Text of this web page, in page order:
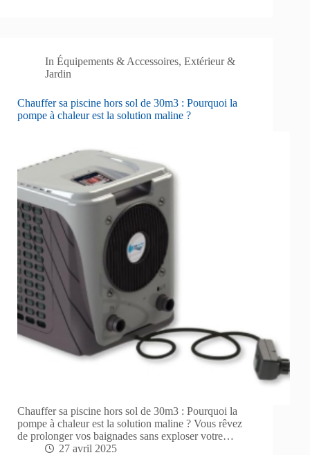
In Équipements & Accessoires,Extérieur &
Jardin
Chauffer sa piscine hors sol de 30m3 : Pourquoi la
pompe à chaleur est la solution maline ?
Chauffer sa piscine hors sol de 30m3 : Pourquoi la
pompe à chaleur est la solution maline ? Vous rêvez
de prolonger vos baignades sans exploser votre…
27 avril 2025